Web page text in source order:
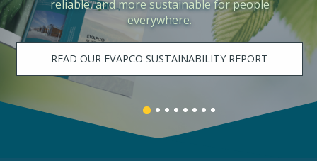
the need for process cooling, centralized
space cooling, and data center cooling.
LEARN MORE
Banner
details.
Banner
details.
Banner
details.
Banner
details.
Banner
details.
Banner
6
Banner
7
Banner
8